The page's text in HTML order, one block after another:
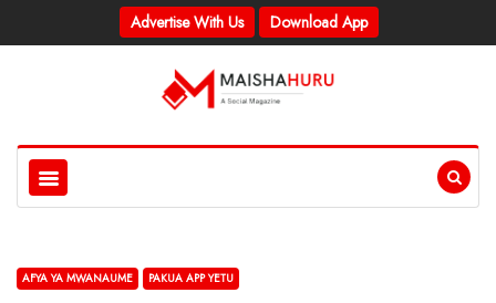
Advertise With Us Download App
AFYA YA MWANAUME PAKUA APP YETU